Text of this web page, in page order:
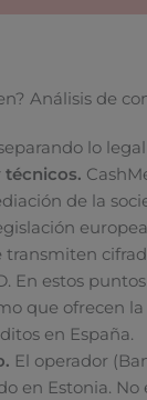
Análisis de
lo
técnicos.
de la
transmiten
En estos
que ofrecen
en España.
El operador
en Estonia.